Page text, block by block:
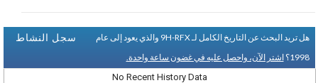
سجل النشاط
هل تريد البحث عن التاريخ الكامل لـ 9H-RFX والذي يعود إلى عام
1998؟ اشتر الآن، واحصل عليه في غضون ساعة واحدة.
No Recent History Data